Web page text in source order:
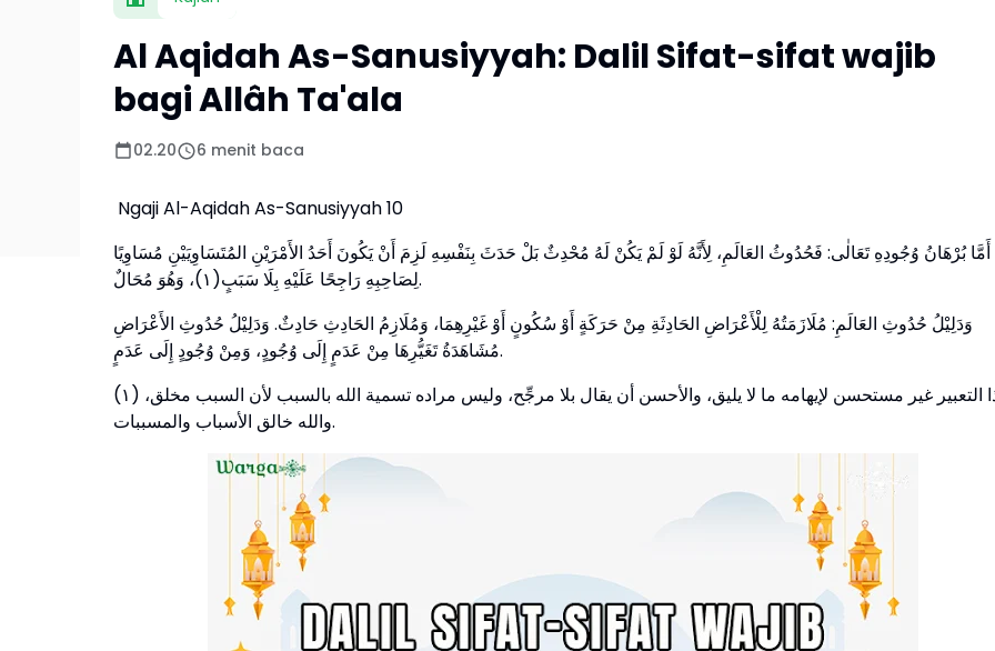
Al Aqidah As-Sanusiyyah: Dalil Sifat-sifat wajib
bagi Allâh Ta'ala
02.20 6 menit baca
Ngaji Al-Aqidah As-Sanusiyyah 10
أَمَّا بُرْهَانُ وُجُودِهِ تَعَالٰى: فَحُدُوثُ العَالَمِ، لِأَنَّهُ لَوْ لَمْ يَكُنْ لَهُ مُحْدِثٌ بَلْ حَدَثَ بِنَفْسِهِ لَزِمَ أَنْ يَكُونَ أَحَدُ الأَمْرَيْنِ المُتَسَاوِيَيْنِ مُسَاوِيًا
لِصَاحِبِهِ رَاجِحًا عَلَيْهِ بِلَا سَبَبٍ(١)، وَهُوَ مُحَالٌ.
وَدَلِيْلُ حُدُوثِ العَالَمِ: مُلَازَمَتُهُ لِلْأَعْرَاضِ الحَادِثَةِ مِنْ حَرَكَةٍ أَوْ سُكُونٍ أَوْ غَيْرِهِمَا، وَمُلَازِمُ الحَادِثِ حَادِثٌ. وَدَلِيْلُ حُدُوثِ الأَعْرَاضِ
مُشَاهَدَةُ تَغَيُّرِهَا مِنْ عَدَمٍ إِلَى وُجُودٍ، وَمِنْ وُجُودٍ إِلَى عَدَمٍ.
(١) هذا التعبير غير مستحسن لإيهامه ما لا يليق، والأحسن أن يقال بلا مرجِّح، وليس مراده تسمية الله بالسبب لأن السبب مخلق،
والله خالق الأسباب والمسببات.